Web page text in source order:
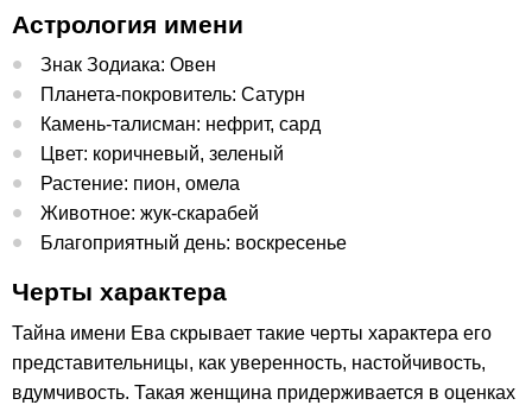
Астрология имени
Знак Зодиака: Овен
Планета-покровитель: Сатурн
Камень-талисман: нефрит, сард
Цвет: коричневый, зеленый
Растение: пион, омела
Животное: жук-скарабей
Благоприятный день: воскресенье
Черты характера
Тайна имени Ева скрывает такие черты характера его
представительницы, как уверенность, настойчивость,
вдумчивость. Такая женщина придерживается в оценках